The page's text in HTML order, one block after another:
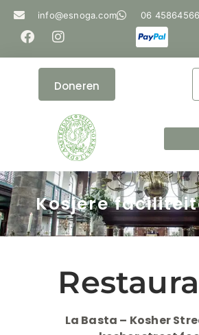
info@esnoga.com 06 45864566
Doneren
Kosjere
La Basta – Kosher